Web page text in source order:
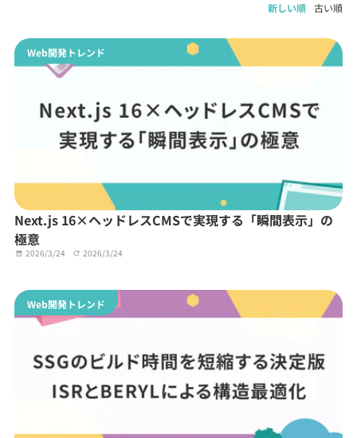
新しい順 古い順
Web開発トレンド
Next.js 16×ヘッドレスCMSで実現する「瞬間表示」の
極意
2026/3/24 2026/3/24
Web開発トレンド